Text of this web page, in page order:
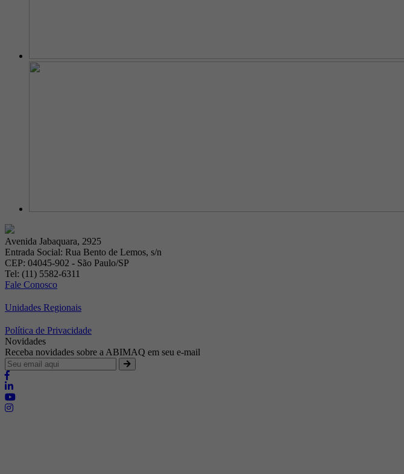
Avenida Jabaquara, 2925
Entrada Social: Rua Bento de Lemos, s/n
CEP: 04045-902 - São Paulo/SP
Tel: (11) 5582-6311
Fale Conosco
Unidades Regionais
Política de Privacidade
Novidades
Receba novidades sobre a ABIMAQ em seu e-mail